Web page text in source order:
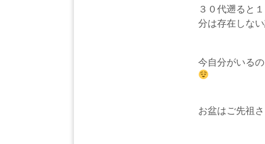
３０代遡ると
分は存在しな
今自分がいる
お盆はご先祖